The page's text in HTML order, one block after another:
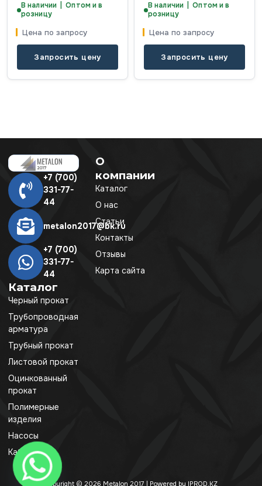
В наличии | Оптом и в
розницу
Цена по запросу
Запросить цену
В наличии | Оптом и в
розницу
Цена по запросу
Запросить цену
+7 (700)
331-77-
44
metalon2017@bk.ru
+7 (700)
331-77-
44
Каталог
Черный прокат
Трубопроводная
арматура
Трубный прокат
Листовой прокат
Оцинкованный
прокат
Полимерные
изделия
Насосы
Кабель
О
компании
Каталог
О нас
Статьи
Контакты
Отзывы
Карта сайта
Copyright © 2026 Metalon 2017 | Powered by IPROD.KZ